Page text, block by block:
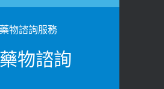
血壓飆高
夜間易跌倒
藥物諮詢服務
藥物諮詢